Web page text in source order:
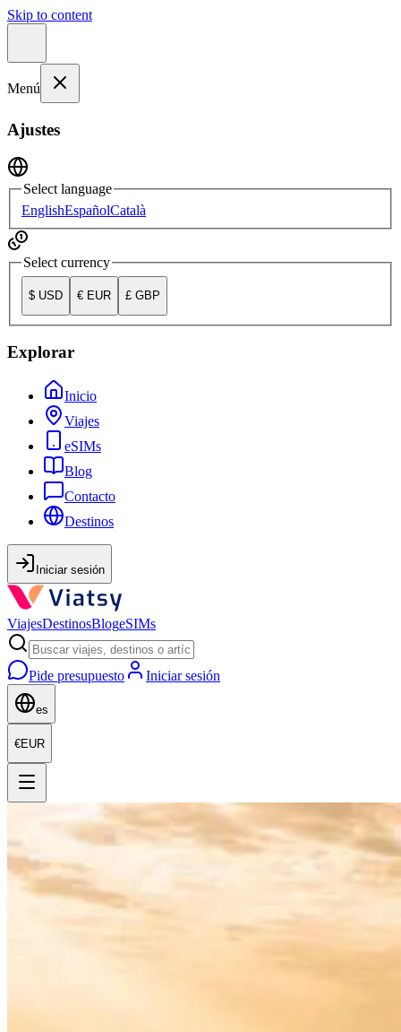
Skip to content
Menú
Ajustes
Select language
EnglishEspañolCatalà
Select currency
$ USD € EUR £ GBP
Explorar
Inicio
Viajes
eSIMs
Blog
Contacto
Destinos
Iniciar sesión
ViajesDestinosBlogeSIMs
Pide presupuesto Iniciar sesión
es
€EUR